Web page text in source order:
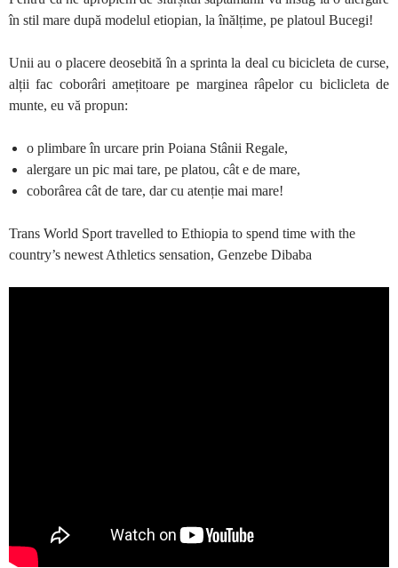
în stil mare după modelul etiopian, la înălțime, pe platoul Bucegi!
Unii au o placere deosebită în a sprinta la deal cu bicicleta de curse,
alții fac coborâri amețitoare pe marginea râpelor cu biclicleta de
munte, eu vă propun:
o plimbare în urcare prin Poiana Stânii Regale,
alergare un pic mai tare, pe platou, cât e de mare,
coborârea cât de tare, dar cu atenție mai mare!
Trans World Sport travelled to Ethiopia to spend time with the
country’s newest Athletics sensation, Genzebe Dibaba